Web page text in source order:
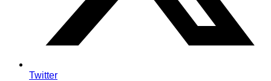
Twitter